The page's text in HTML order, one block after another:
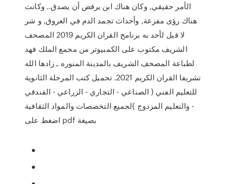
الأمر حقيقي, وكان هناك ابن يرفض أن يصدق.. وكانت
هناك رؤى مفزعة, وأحداث تجمد الدم في العروق, و شر
لا قبل لأحد به برنامج القران الكريم 2019 المصحف
الشريف مكتوب على الكمبيوتر من مجمع الملك فهد
لطباعة المصحف الشريف بالمدينة المنوره ـ زادها الله
تشريفا القران الكريم 2021. تحميل كتب المرحلة الثانوية
للتعليم الفني ( الصناعي - التجاري - الزراعي - الفندقي
- والتعليم المزدوج )لجميع التخصصات والمواد الثقافية
بصيغة pdf اضغط على